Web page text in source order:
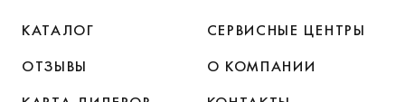
КАТАЛОГ
ОТЗЫВЫ
СЕРВИСНЫЕ ЦЕНТРЫ
О КОМПАНИИ